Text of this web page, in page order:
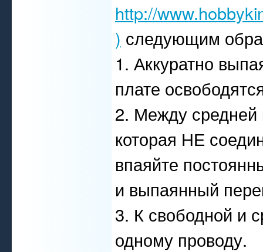
http://
) следующим
1. Аккуратно
плате
2. Между средней
которая НЕ
впаяйте
и выпаянный
3. К свободной и
одному проводу.